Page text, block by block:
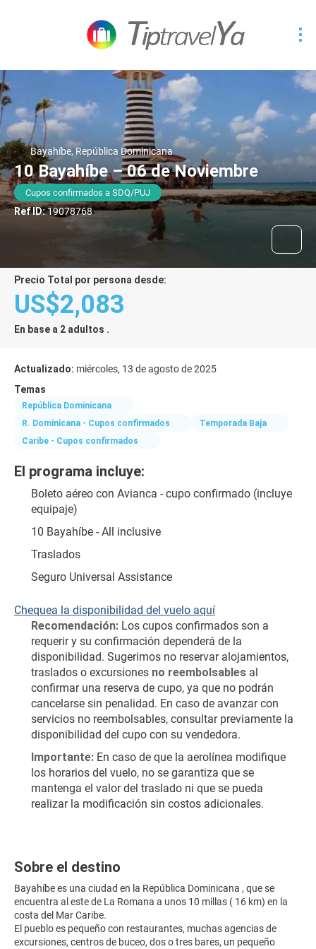
Bayahíbe, República Dominicana
10 Bayahíbe – 06 de Noviembre
Cupos confirmados a SDQ/PUJ
Ref ID:19078768
Precio Total por persona desde:
US$2,083
En base a 2 adultos .
Actualizado: miércoles, 13 de agosto de 2025
Temas
República Dominicana
R. Dominicana - Cupos confirmados
Temporada Baja
Caribe - Cupos confirmados
El programa incluye:
Boleto aéreo con Avianca - cupo confirmado (incluye
equipaje)
10 Bayahíbe - All inclusive
Traslados
Seguro Universal Assistance
Chequea la disponibilidad del vuelo aquí
Recomendación: Los cupos confirmados son a
requerir y su confirmación dependerá de la
disponibilidad. Sugerimos no reservar alojamientos,
traslados o excursiones no reembolsables al
confirmar una reserva de cupo, ya que no podrán
cancelarse sin penalidad. En caso de avanzar con
servicios no reembolsables, consultar previamente la
disponibilidad del cupo con su vendedora.
Importante: En caso de que la aerolínea modifique
los horarios del vuelo, no se garantiza que se
mantenga el valor del traslado ni que se pueda
realizar la modificación sin costos adicionales.
Sobre el destino
Bayahíbe es una ciudad en la República Dominicana , que se
encuentra al este de La Romana a unos 10 millas ( 16 km) en la
costa del Mar Caribe.
El pueblo es pequeño con restaurantes, muchas agencias de
excursiones, centros de buceo, dos o tres bares, un pequeño